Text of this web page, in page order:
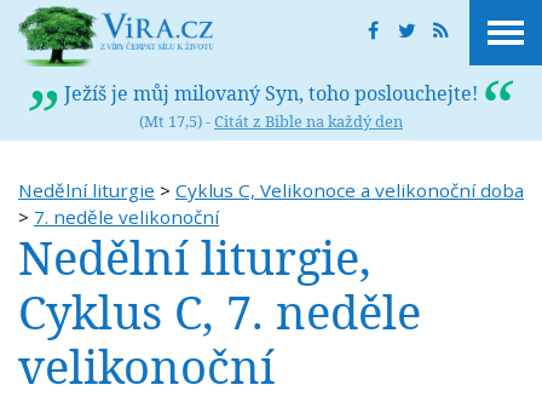
Ježíš je můj milovaný Syn, toho poslouchejte!
(Mt 17,5) -Citát z Bible na každý den
Nedělní liturgie > Cyklus C, Velikonoce a velikonoční doba
> 7. neděle velikonoční
Nedělní liturgie,
Cyklus C, 7. neděle
velikonoční